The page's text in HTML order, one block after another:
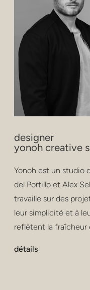
designer
yonoh creative
Yonoh est un studio
del Portillo et Alex
travaille sur des
leur simplicité et à
reflètent la fraîcheur
détails